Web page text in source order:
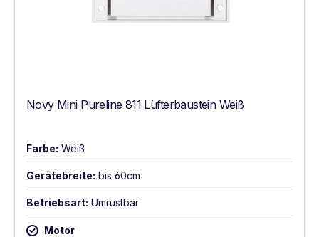
Novy Mini Pureline 811 Lüfterbaustein Weiß
Farbe: Weiß
Gerätebreite: bis 60cm
Betriebsart: Umrüstbar
Motor